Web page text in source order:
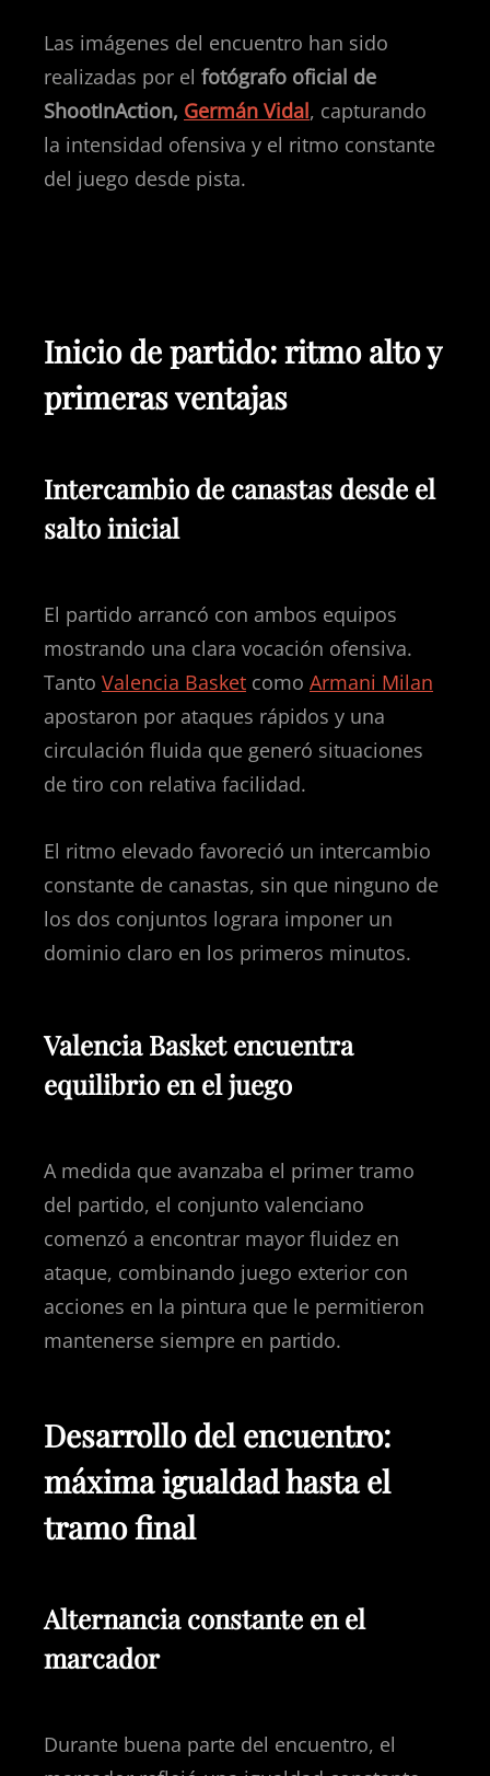
Las imágenes del encuentro han sido
realizadas por el fotógrafo oficial de
ShootInAction, Germán Vidal, capturando
la intensidad ofensiva y el ritmo constante
del juego desde pista.
Inicio de partido: ritmo alto y
primeras ventajas
Intercambio de canastas desde el
salto inicial
El partido arrancó con ambos equipos
mostrando una clara vocación ofensiva.
Tanto Valencia Basket como Armani Milan
apostaron por ataques rápidos y una
circulación fluida que generó situaciones
de tiro con relativa facilidad.
El ritmo elevado favoreció un intercambio
constante de canastas, sin que ninguno de
los dos conjuntos lograra imponer un
dominio claro en los primeros minutos.
Valencia Basket encuentra
equilibrio en el juego
A medida que avanzaba el primer tramo
del partido, el conjunto valenciano
comenzó a encontrar mayor fluidez en
ataque, combinando juego exterior con
acciones en la pintura que le permitieron
mantenerse siempre en partido.
Desarrollo del encuentro:
máxima igualdad hasta el
tramo final
Alternancia constante en el
marcador
Durante buena parte del encuentro, el